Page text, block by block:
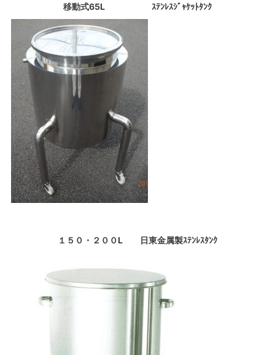
移動式65L ｽﾃﾝﾚｽｼﾞｬｹｯﾄﾀﾝｸ
１５０・２００L 日東金属製ｽﾃﾝﾚｽﾀﾝｸ